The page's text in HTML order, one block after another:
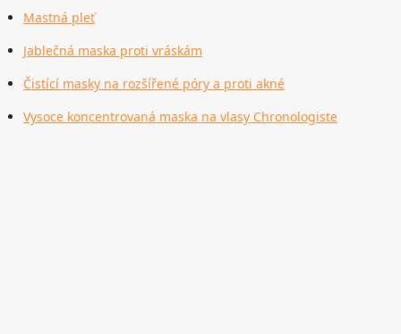
Mastná pleť
Jablečná maska proti vráskám
Čistící masky na rozšířené póry a proti akné
Vysoce koncentrovaná maska na vlasy Chronologiste